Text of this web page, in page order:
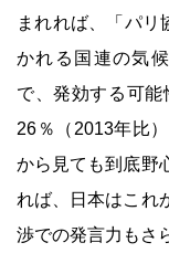
まれれば、「パリ
かれる国連の気
で、発効する可
26％（2013年比
から見ても到底野
れば、日本はこれ
渉での発言力もさ